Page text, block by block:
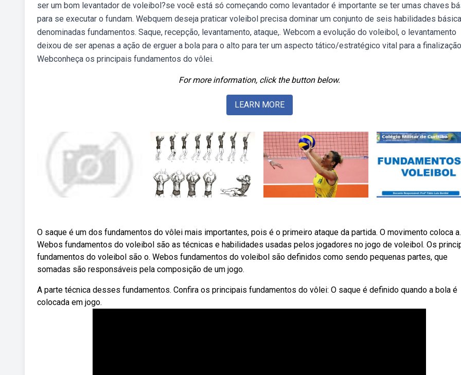
ser um bom levantador de voleibol?se você está só começando como levantador é importante se ter umas chaves
para se executar o fundam. Webquem deseja praticar voleibol precisa dominar um conjunto de seis habilidades
denominadas fundamentos. Saque, recepção, levantamento, ataque,. Webcom a evolução do voleibol, o levantamento
deixou de ser apenas a ação de erguer a bola para o alto para ter um aspecto tático/estratégico vital para a
Webconheça os principais fundamentos do vôlei.
For more information, click the button below.
LEARN MORE
O saque é um dos fundamentos do vôlei mais importantes, pois é o primeiro ataque da partida. O movimento coloca a.
Webos fundamentos do voleibol são as técnicas e habilidades usadas pelos jogadores no jogo de voleibol. Os
fundamentos do voleibol são o. Webos fundamentos do voleibol são definidos como sendo pequenas partes, que
somadas são responsáveis pela composição de um jogo.
A parte técnica desses fundamentos. Confira os principais fundamentos do vôlei: O saque é definido quando a bola é
colocada em jogo.